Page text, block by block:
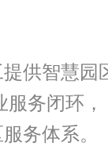
供智慧园
服务闭环
务体系。